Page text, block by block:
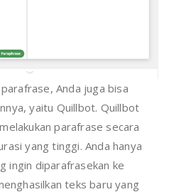
Anda juga bisa
yaitu Quillbot. Quillbot
parafrase secara
yang tinggi. Anda hanya
ingin diparafrasekan ke
teks baru yang